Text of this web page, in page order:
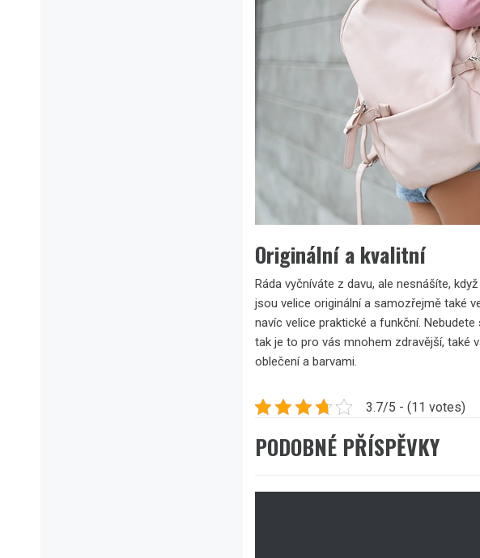
Originální a kvalitní
Ráda vyčníváte z davu, ale nesnášíte,
jsou velice originální a samozřejmě také
navíc velice praktické a funkční.
tak je to pro vás mnohem zdravější, také
oblečení a barvami.
3.7/5 - (11 votes)
PODOBNÉ PŘÍSPĚVKY